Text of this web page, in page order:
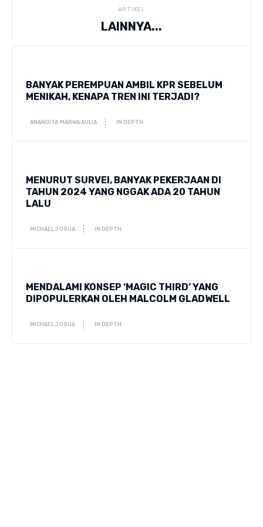
ARTIKEL
LAINNYA...
BANYAK PEREMPUAN AMBIL KPR SEBELUM
MENIKAH, KENAPA TREN INI TERJADI?
ANANDITA MARWA AULIA IN DEPTH
MENURUT SURVEI, BANYAK PEKERJAAN DI
TAHUN 2024 YANG NGGAK ADA 20 TAHUN
LALU
MICHAEL JOSUA IN DEPTH
MENDALAMI KONSEP ‘MAGIC THIRD’ YANG
DIPOPULERKAN OLEH MALCOLM GLADWELL
MICHAEL JOSUA IN DEPTH